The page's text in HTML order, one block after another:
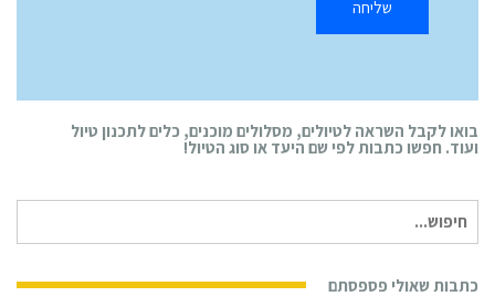
בואו לקבל השראה לטיולים, מסלולים מוכנים, כלים לתכנון טיול
ועוד. חפשו כתבות לפי שם היעד או סוג הטיול!
עבור:
כתבות שאולי פספסתם